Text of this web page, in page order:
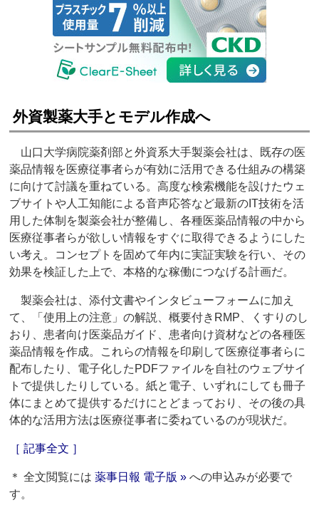
外資製薬大手とモデル作成へ
山口大学病院薬剤部と外資系大手製薬会社は、既存の医
薬品情報を医療従事者らが有効に活用できる仕組みの構築
に向けて討議を重ねている。高度な検索機能を設けたウェ
ブサイトや人工知能による音声応答など最新のIT技術を活
用した体制を製薬会社が整備し、各種医薬品情報の中から
医療従事者らが欲しい情報をすぐに取得できるようにした
い考え。コンセプトを固めて年内に実証実験を行い、その
効果を検証した上で、本格的な稼働につなげる計画だ。
製薬会社は、添付文書やインタビューフォームに加え
て、「使用上の注意」の解説、概要付きRMP、くすりのし
おり、患者向け医薬品ガイド、患者向け資材などの各種医
薬品情報を作成。これらの情報を印刷して医療従事者らに
配布したり、電子化したPDFファイルを自社のウェブサイ
トで提供したりしている。紙と電子、いずれにしても冊子
体にまとめて提供するだけにとどまっており、その後の具
体的な活用方法は医療従事者に委ねているのが現状だ。
［ 記事全文 ］
＊ 全文閲覧には薬事日報 電子版 » への申込みが必要で
す。